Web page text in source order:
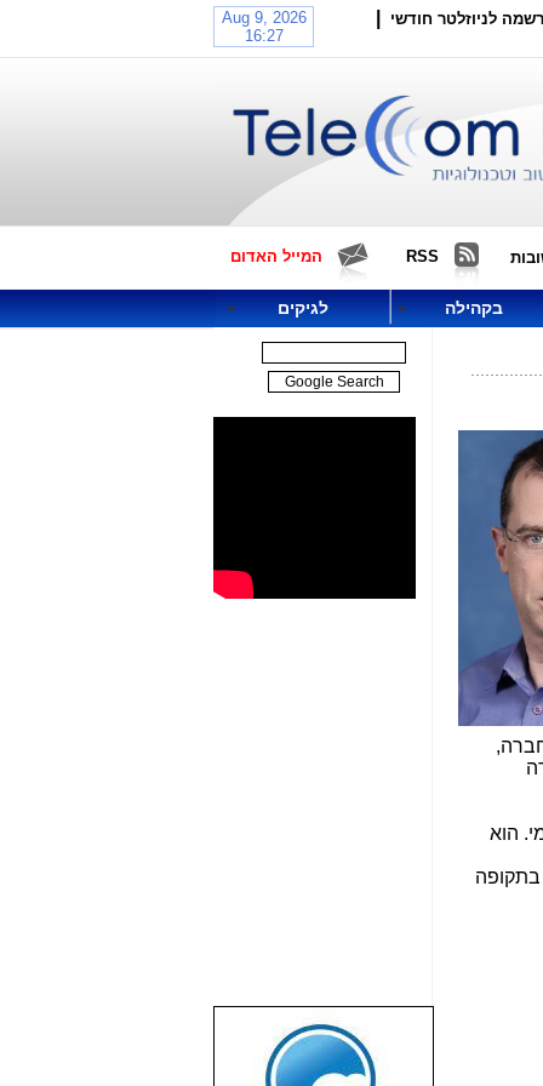
לניוזלטר חודשי
RSS המייל האדום
בקהילה לגיקים
הוא
שבוע טוב לכל
הגולשים באשר